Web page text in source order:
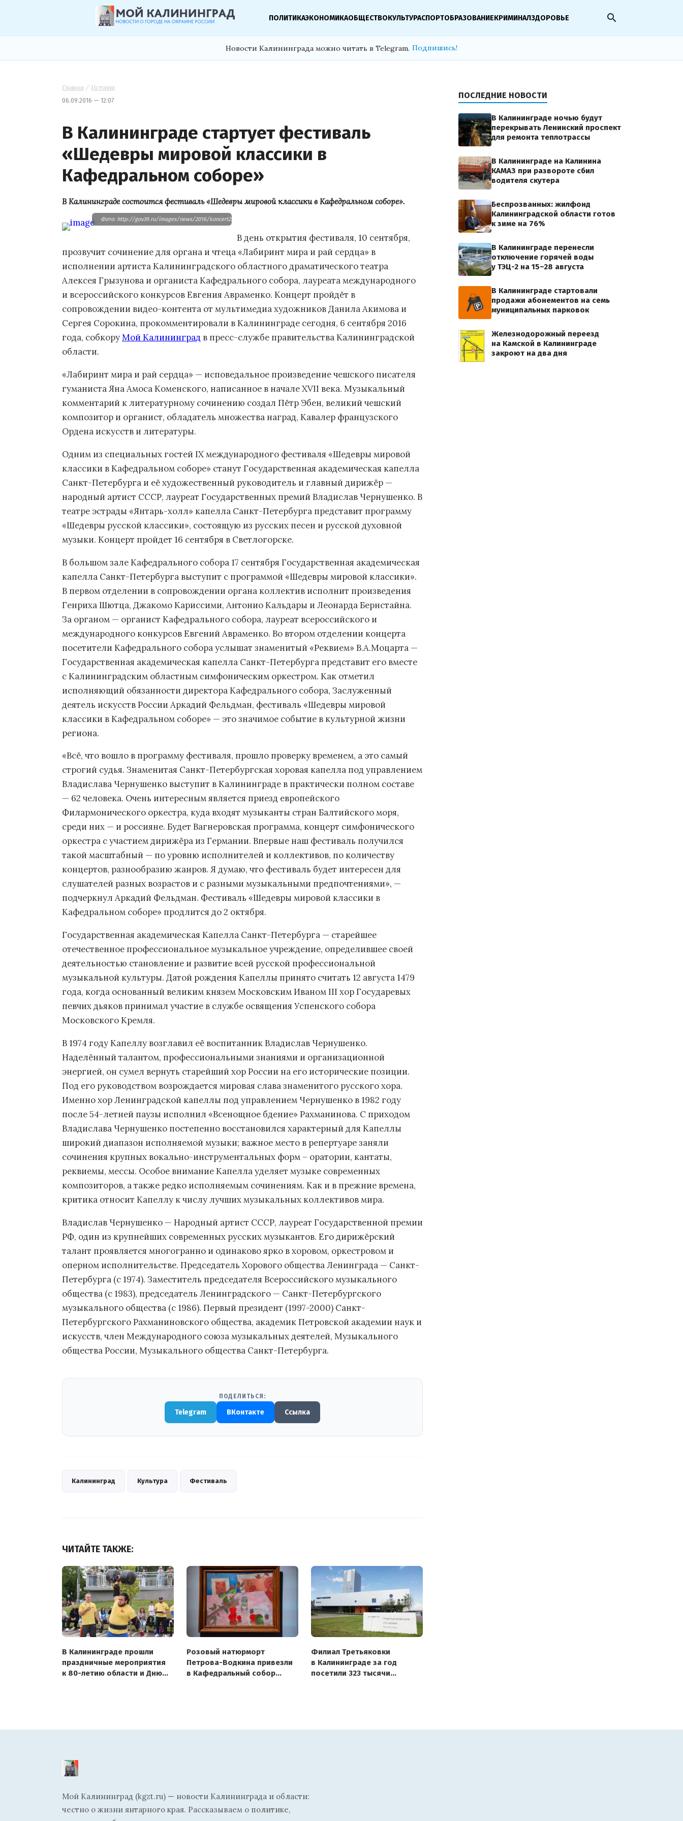
ПОЛИТИКАЭКОНОМИКАОБЩЕСТВОКУЛЬТУРАСПОРТОБРАЗОВАНИЕКРИМИНАЛЗДОРОВЬЕ search
Новости Калининграда можно читать в Telegram. Подпишись!
Главная / Истории
06.09.2016 — 12:07
В Калининграде стартует фестиваль
«Шедевры мировой классики в
Кафедральном соборе»
В Калининграде состоится фестиваль «Шедевры мировой классики в Кафедральном соборе».
Фото: http://gov39.ru/images/news/2016/koncert2.jpg
В день открытия фестиваля, 10 сентября,
прозвучит сочинение для органа и чтеца «Лабиринт мира и рай сердца» в
исполнении артиста Калининградского областного драматического театра
Алексея Грызунова и органиста Кафедрального собора, лауреата международного
и всероссийского конкурсов Евгения Авраменко. Концерт пройдёт в
сопровождении видео-контента от мультимедиа художников Данила Акимова и
Сергея Сорокина, прокомментировали в Калининграде сегодня, 6 сентября 2016
года, собкоруМой Калининград в пресс-службе правительства Калининградской
области.
«Лабиринт мира и рай сердца» — исповедальное произведение чешского писателя
гуманиста Яна Амоса Коменского, написанное в начале XVII века. Музыкальный
комментарий к литературному сочинению создал Пётр Эбен, великий чешский
композитор и органист, обладатель множества наград, Кавалер французского
Ордена искусств и литературы.
Одним из специальных гостей IX международного фестиваля «Шедевры мировой
классики в Кафедральном соборе» станут Государственная академическая капелла
Санкт-Петербурга и её художественный руководитель и главный дирижёр —
народный артист СССР, лауреат Государственных премий Владислав Чернушенко. В
театре эстрады «Янтарь-холл» капелла Санкт-Петербурга представит программу
«Шедевры русской классики», состоящую из русских песен и русской духовной
музыки. Концерт пройдет 16 сентября в Светлогорске.
В большом зале Кафедрального собора 17 сентября Государственная академическая
капелла Санкт-Петербурга выступит с программой «Шедевры мировой классики».
В первом отделении в сопровождении органа коллектив исполнит произведения
Генриха Шютца, Джакомо Кариссими, Антонио Кальдары и Леонарда Бернстайна.
За органом — органист Кафедрального собора, лауреат всероссийского и
международного конкурсов Евгений Авраменко. Во втором отделении концерта
посетители Кафедрального собора услышат знаменитый «Реквием» В.А.Моцарта —
Государственная академическая капелла Санкт-Петербурга представит его вместе
с Калининградским областным симфоническим оркестром. Как отметил
исполняющий обязанности директора Кафедрального собора, Заслуженный
деятель искусств России Аркадий Фельдман, фестиваль «Шедевры мировой
классики в Кафедральном соборе» — это значимое событие в культурной жизни
региона.
«Всё, что вошло в программу фестиваля, прошло проверку временем, а это самый
строгий судья. Знаменитая Санкт-Петербургская хоровая капелла под управлением
Владислава Чернушенко выступит в Калининграде в практически полном составе
— 62 человека. Очень интересным является приезд европейского
Филармонического оркестра, куда входят музыканты стран Балтийского моря,
среди них — и россияне. Будет Вагнеровская программа, концерт симфонического
оркестра с участием дирижёра из Германии. Впервые наш фестиваль получился
такой масштабный — по уровню исполнителей и коллективов, по количеству
концертов, разнообразию жанров. Я думаю, что фестиваль будет интересен для
слушателей разных возрастов и с разными музыкальными предпочтениями», —
подчеркнул Аркадий Фельдман. Фестиваль «Шедевры мировой классики в
Кафедральном соборе» продлится до 2 октября.
Государственная академическая Капелла Санкт-Петербурга — старейшее
отечественное профессиональное музыкальное учреждение, определившее своей
деятельностью становление и развитие всей русской профессиональной
музыкальной культуры. Датой рождения Капеллы принято считать 12 августа 1479
года, когда основанный великим князем Московским Иваном III хор Государевых
певчих дьяков принимал участие в службе освящения Успенского собора
Московского Кремля.
В 1974 году Капеллу возглавил её воспитанник Владислав Чернушенко.
Наделённый талантом, профессиональными знаниями и организационной
энергией, он сумел вернуть старейший хор России на его исторические позиции.
Под его руководством возрождается мировая слава знаменитого русского хора.
Именно хор Ленинградской капеллы под управлением Чернушенко в 1982 году
после 54-летней паузы исполнил «Всенощное бдение» Рахманинова. С приходом
Владислава Чернушенко постепенно восстановился характерный для Капеллы
широкий диапазон исполняемой музыки; важное место в репертуаре заняли
сочинения крупных вокально-инструментальных форм – оратории, кантаты,
реквиемы, мессы. Особое внимание Капелла уделяет музыке современных
композиторов, а также редко исполняемым сочинениям. Как и в прежние времена,
критика относит Капеллу к числу лучших музыкальных коллективов мира.
Владислав Чернушенко — Народный артист СССР, лауреат Государственной премии
РФ, один из крупнейших современных русских музыкантов. Его дирижёрский
талант проявляется многогранно и одинаково ярко в хоровом, оркестровом и
оперном исполнительстве. Председатель Хорового общества Ленинграда — Санкт-
Петербурга (с 1974). Заместитель председателя Всероссийского музыкального
общества (с 1983), председатель Ленинградского — Санкт-Петербургского
музыкального общества (с 1986). Первый президент (1997-2000) Санкт-
Петербургского Рахманиновского общества, академик Петровской академии наук и
искусств, член Международного союза музыкальных деятелей, Музыкального
общества России, Музыкального общества Санкт-Петербурга.
ПОДЕЛИТЬСЯ:
Telegram ВКонтакте Ссылка
Калининград Культура Фестиваль
ЧИТАЙТЕ ТАКЖЕ:
В Калининграде прошли
праздничные мероприятия
к 80-летию области и Дню
Розовый натюрморт
Петрова-Водкина привезли
в Кафедральный собор
Филиал Третьяковки
в Калининграде за год
посетили 323 тысячи
ПОСЛЕДНИЕ НОВОСТИ
В Калининграде ночью будут
перекрывать Ленинский проспект
для ремонта теплотрассы
В Калининграде на Калинина
КАМАЗ при развороте сбил
водителя скутера
Беспрозванных: жилфонд
Калининградской области готов
к зиме на 76%
В Калининграде перенесли
отключение горячей воды
у ТЭЦ-2 на 15–28 августа
В Калининграде стартовали
продажи абонементов на семь
муниципальных парковок
Железнодорожный переезд
на Камской в Калининграде
закроют на два дня
Мой Калининград (kgzt.ru) — новости Калининграда и области:
честно о жизни янтарного края. Рассказываем о политике,